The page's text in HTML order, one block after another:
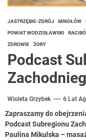
JASTRZĘBIE-ZDRÓJ MIKOŁÓW
POWIAT WODZISŁAWSKI
ZDROWIE ŻORY
Podcast
Wioleta Grzybek 6 Lat
Zapraszamy do
Podcast Subregionu
Paulina Mikulska –